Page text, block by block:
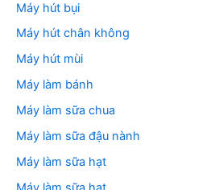
Máy hút bụi
Máy hút chân không
Máy hút mùi
Máy làm bánh
Máy làm sữa chua
Máy làm sữa đậu nành
Máy làm sữa hạt